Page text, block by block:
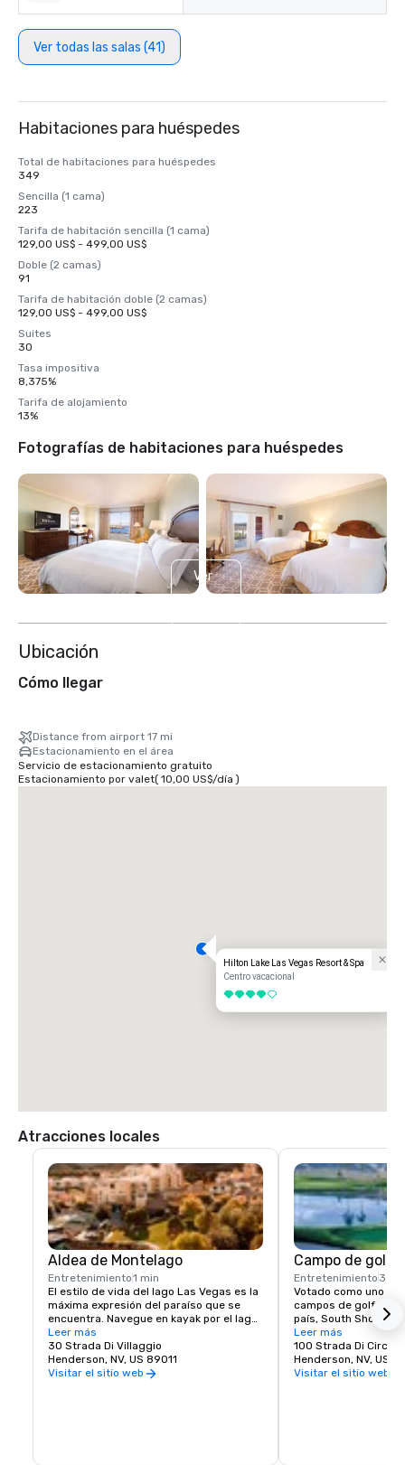
Ver todas las salas (41)
Habitaciones para huéspedes
Total de habitaciones para huéspedes
349
Sencilla (1 cama)
223
Tarifa de habitación sencilla (1 cama)
129,00 US$ - 499,00 US$
Doble (2 camas)
91
Tarifa de habitación doble (2 camas)
129,00 US$ - 499,00 US$
Suites
30
Tasa impositiva
8,375%
Tarifa de alojamiento
13%
Fotografías de habitaciones para huéspedes
Ver
4
Ubicación
Cómo llegar
Distance from airport 17 mi
Estacionamiento en el área
Servicio de estacionamiento gratuito
Estacionamiento por valet( 10,00 US$/día )
Hilton Lake Las Vegas Resort & Spa
Centro vacacional
4 de 5
Atracciones locales
Aldea de Montelago
Entretenimiento1 min
El estilo de vida del lago Las Vegas es la
máxima expresión del paraíso que se
encuentra. Navegue en kayak por el lago
de 320 acres o descubra la diversión de
una tabla de remo de pie. Relájese en un
día soleado con un paseo en Duffy Boat o
experimente la emoción de un flyboard o
Leer más
30 Strada Di Villaggio
Henderson, NV, US 89011
Visitar el sitio web
Campo de golf
Entretenimiento 3
Votado como uno de
campos de golf de
país, South Shore
que ha
limitada de horarios
huéspedes de
con vistas al agua y
Leer más
100 Strada Di Circolo
Henderson, NV, US
Visitar el sitio web